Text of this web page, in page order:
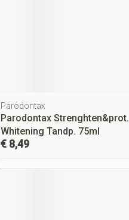
Parodontax
Parodontax Strenghten&prot.
Whitening Tandp. 75ml
€ 8,49